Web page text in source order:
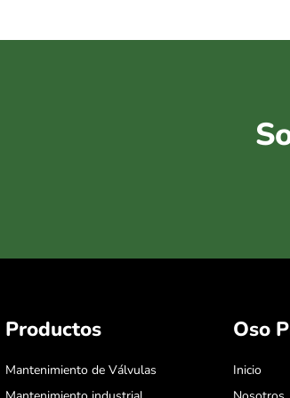
Productos
Mantenimiento de Válvulas
Oso
Inicio